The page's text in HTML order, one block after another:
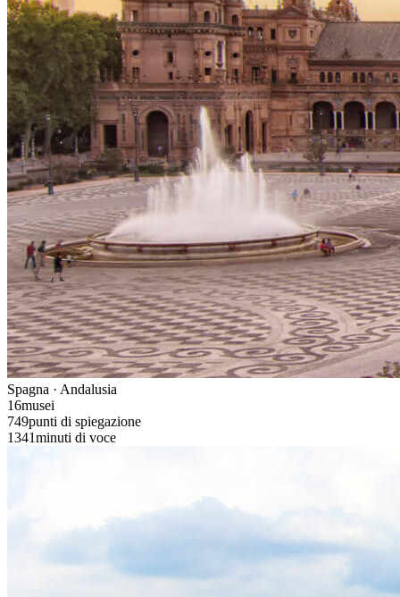
Spagna · Andalusia
16musei
749punti di spiegazione
1341minuti di voce